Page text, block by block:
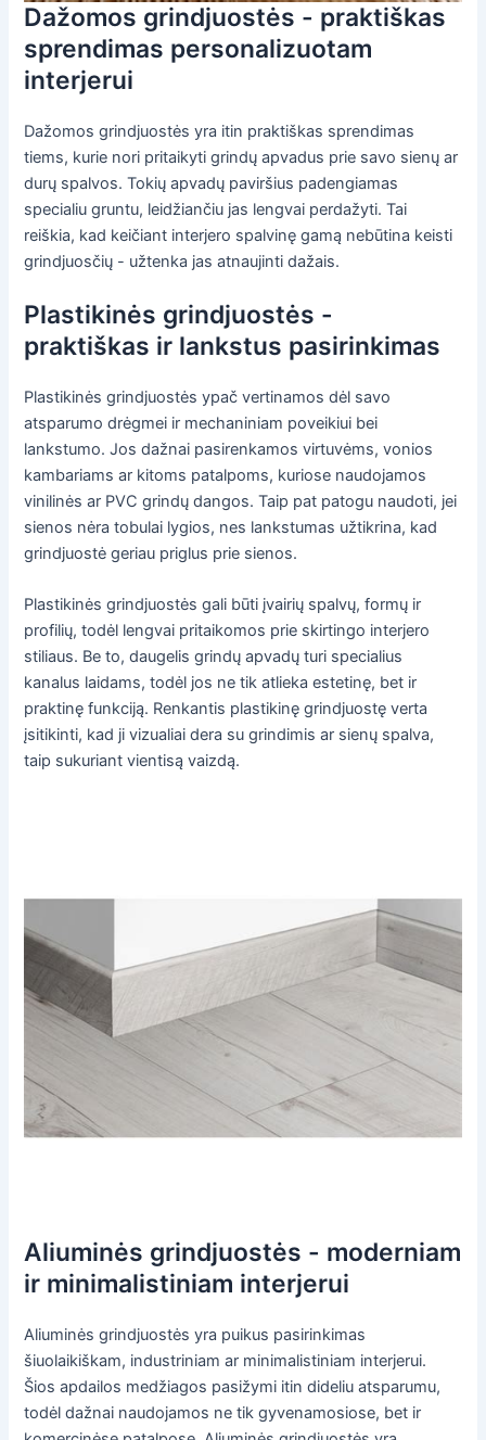
Dažomos grindjuostės - praktiškas
sprendimas personalizuotam
interjerui
Dažomos grindjuostės yra itin praktiškas sprendimas
tiems, kurie nori pritaikyti grindų apvadus prie savo sienų ar
durų spalvos. Tokių apvadų paviršius padengiamas
specialiu gruntu, leidžiančiu jas lengvai perdažyti. Tai
reiškia, kad keičiant interjero spalvinę gamą nebūtina keisti
grindjuosčių - užtenka jas atnaujinti dažais.
Plastikinės grindjuostės -
praktiškas ir lankstus pasirinkimas
Plastikinės grindjuostės ypač vertinamos dėl savo
atsparumo drėgmei ir mechaniniam poveikiui bei
lankstumo. Jos dažnai pasirenkamos virtuvėms, vonios
kambariams ar kitoms patalpoms, kuriose naudojamos
vinilinės ar PVC grindų dangos. Taip pat patogu naudoti, jei
sienos nėra tobulai lygios, nes lankstumas užtikrina, kad
grindjuostė geriau priglus prie sienos.
Plastikinės grindjuostės gali būti įvairių spalvų, formų ir
profilių, todėl lengvai pritaikomos prie skirtingo interjero
stiliaus. Be to, daugelis grindų apvadų turi specialius
kanalus laidams, todėl jos ne tik atlieka estetinę, bet ir
praktinę funkciją. Renkantis plastikinę grindjuostę verta
įsitikinti, kad ji vizualiai dera su grindimis ar sienų spalva,
taip sukuriant vientisą vaizdą.
Aliuminės grindjuostės - moderniam
ir minimalistiniam interjerui
Aliuminės grindjuostės yra puikus pasirinkimas
šiuolaikiškam, industriniam ar minimalistiniam interjerui.
Šios apdailos medžiagos pasižymi itin dideliu atsparumu,
todėl dažnai naudojamos ne tik gyvenamosiose, bet ir